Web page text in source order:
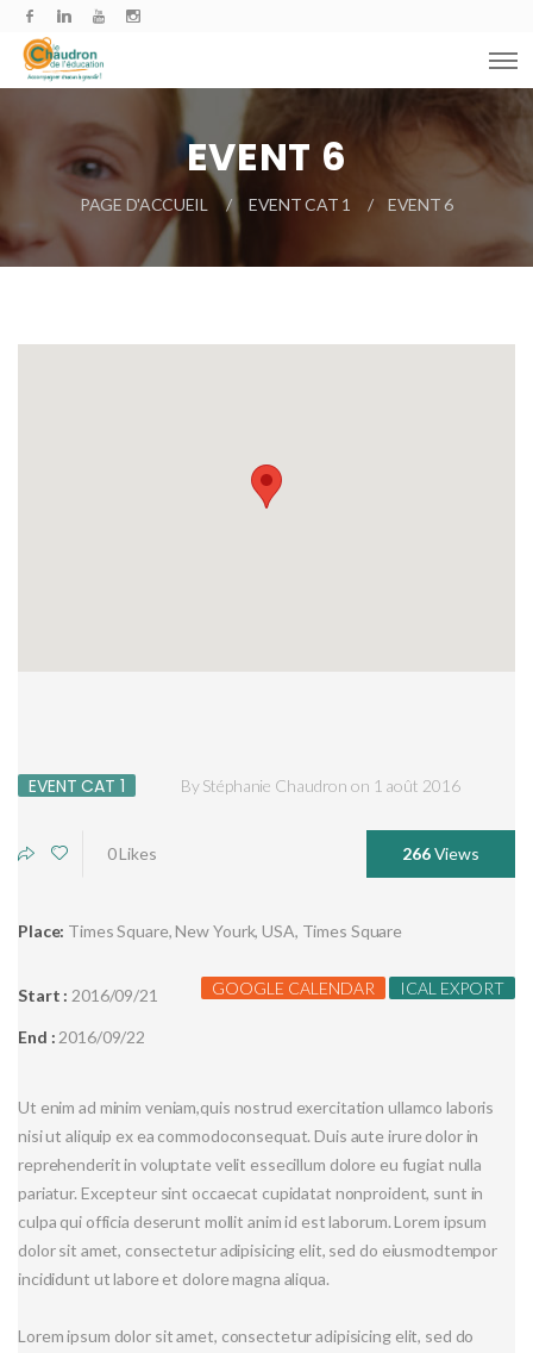
EVENT 6
PAGE D'ACCUEIL EVENT CAT 1 EVENT 6
EVENT CAT 1 ByStéphanie Chaudron on 1 août 2016
0Likes 266Views
Place: Times Square, New Yourk, USA, Times Square
GOOGLE CALENDAR ICAL EXPORT
Start : 2016/09/21
End : 2016/09/22
Ut enim ad minim veniam,quis nostrud exercitation ullamco laboris
nisi ut aliquip ex ea commodoconsequat.Duis aute irure dolor in
reprehenderit in voluptate velit essecillum dolore eu fugiat nulla
pariatur. Excepteur sint occaecat cupidatat nonproident, sunt in
culpa qui officia deserunt mollit anim id est laborum. Lorem ipsum
dolor sit amet, consectetur adipisicing elit, sed do eiusmodtempor
incididunt ut labore et dolore magna aliqua.
Lorem ipsum dolor sit amet, consectetur adipisicing elit, sed do